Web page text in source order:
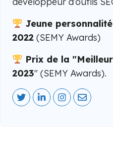
Jeune
2022 (SEMY Awards)
Prix de la
2023" (SEMY Awards).